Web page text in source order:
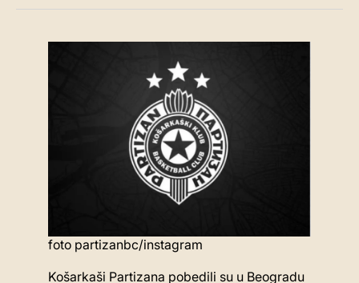
foto partizanbc/instagram
Košarkaši Partizana pobedili su u Beogradu